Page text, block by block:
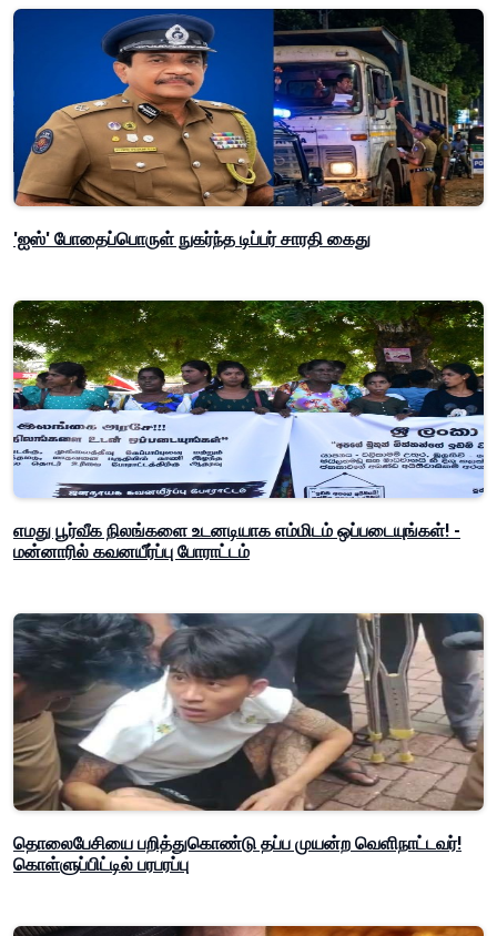
'ஐஸ்' போதைப்பொருள் நுகர்ந்த டிப்பர் சாரதி கைது
எமது பூர்வீக நிலங்களை உடனடியாக எம்மிடம் ஒப்படையுங்கள்! -
மன்னாரில் கவனயீர்ப்பு போராட்டம்
தொலைபேசியை பறித்துகொண்டு தப்ப முயன்ற வெளிநாட்டவர்!
கொள்ளுப்பிட்டில் பரபரப்பு